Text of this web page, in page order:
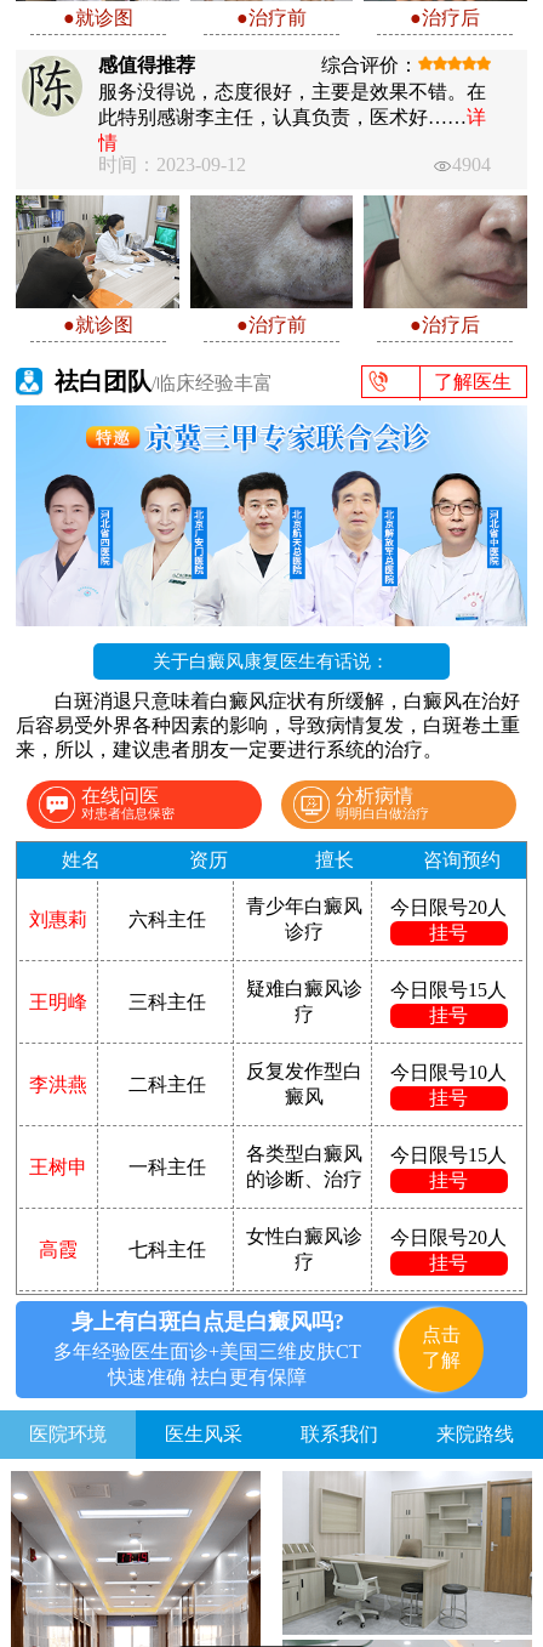
●就诊图 ●治疗前 ●治疗后
感值得推荐
综合评价：
服务没得说，态度很好，主要是效果不错。在
此特别感谢李主任，认真负责，医术好……详
情
时间：2023-09-12
4904
●就诊图 ●治疗前 ●治疗后
祛白团队/临床经验丰富 了解医生
关于白癜风康复医生有话说：
白斑消退只意味着白癜风症状有所缓解，白癜风在治好
后容易受外界各种因素的影响，导致病情复发，白斑卷土重
来，所以，建议患者朋友一定要进行系统的治疗。
在线问医
对患者信息保密
分析病情
明明白白做治疗
姓名 资历 擅长 咨询预约
刘惠莉 六科主任
青少年白癜风
诊疗
今日限号20人
挂号
王明峰 三科主任
疑难白癜风诊
疗
今日限号15人
挂号
李洪燕 二科主任
反复发作型白
癜风
今日限号10人
挂号
王树申 一科主任
各类型白癜风
的诊断、治疗
今日限号15人
挂号
高霞 七科主任
女性白癜风诊
疗
今日限号20人
挂号
身上有白斑白点是白癜风吗?
多年经验医生面诊+美国三维皮肤CT
快速准确 祛白更有保障
点击
了解
医院环境 医生风采 联系我们 来院路线